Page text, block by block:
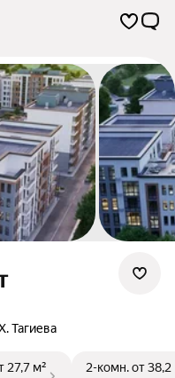
Тагиева
27,7 м²
2-комн.от 38,2